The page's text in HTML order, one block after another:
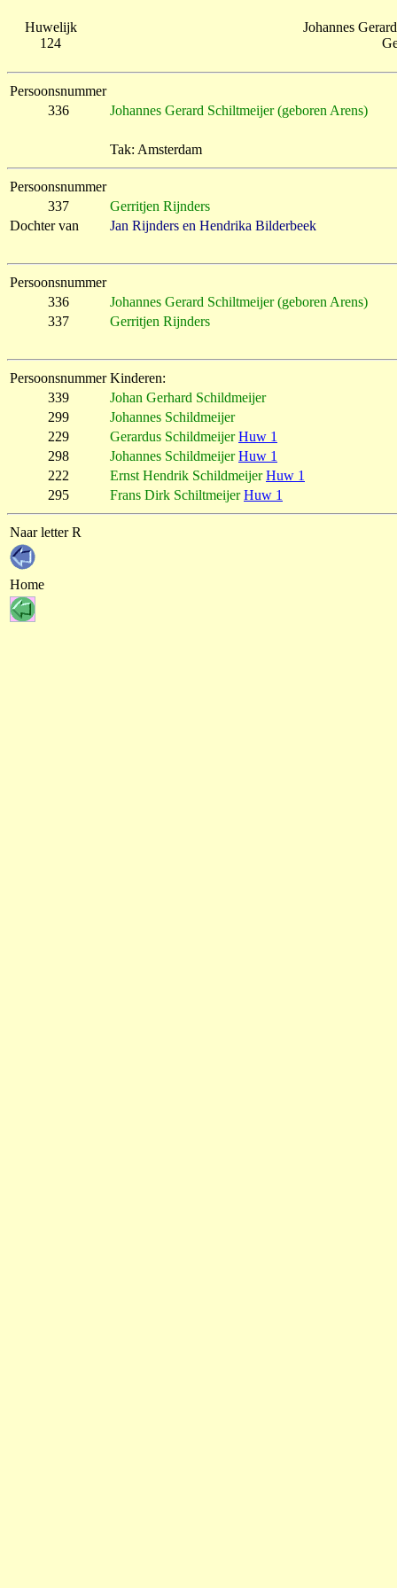
Huwelijk
124
Johannes
Persoonsnummer
336
Johannes Gerard Schiltmeijer (geboren Arens)
Tak: Amsterdam
Persoonsnummer
337
Gerritjen Rijnders
Dochter van
Jan Rijnders en Hendrika Bilderbeek
Persoonsnummer
336
Johannes Gerard Schiltmeijer (geboren Arens)
337
Gerritjen Rijnders
Persoonsnummer Kinderen:
339
Johan Gerhard Schildmeijer
299
Johannes Schildmeijer
229
Gerardus Schildmeijer Huw 1
298
Johannes Schildmeijer Huw 1
222
Ernst Hendrik Schildmeijer Huw 1
295
Frans Dirk Schiltmeijer Huw 1
Naar letter R
Home